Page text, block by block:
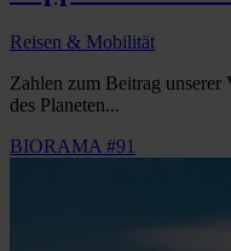
Reisen & Mobilität
Zahlen zum Beitrag
des Planeten...
BIORAMA #91